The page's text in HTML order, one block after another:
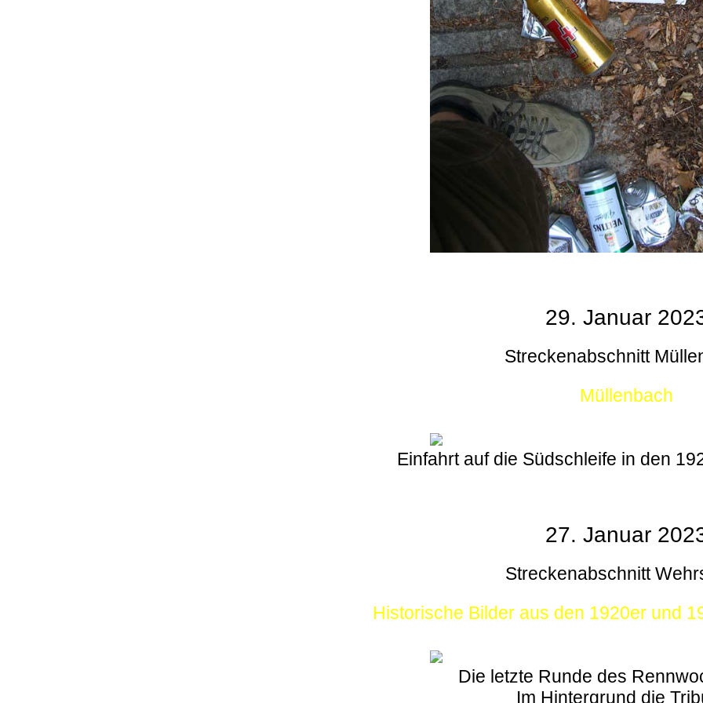
29. Januar
Streckenabschnitt
Müllenbach
Einfahrt auf die Südschleife in den
27. Januar
Streckenabschnitt
Historische Bilder aus den 1920er und
Die letzte Runde des
Im Hintergrund die